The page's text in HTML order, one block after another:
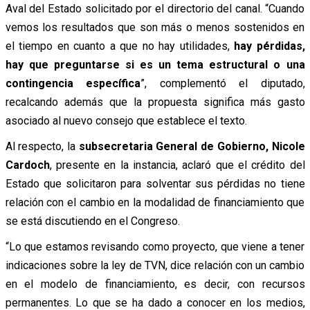
Aval del Estado solicitado por el directorio del canal. “Cuando
vemos los resultados que son más o menos sostenidos en
el tiempo en cuanto a que no hay utilidades, hay pérdidas,
hay que preguntarse si es un tema estructural o una
contingencia específica”, complementó el diputado,
recalcando además que la propuesta significa más gasto
asociado al nuevo consejo que establece el texto.
Al respecto, lasubsecretaria General de Gobierno, Nicole
Cardoch, presente en la instancia, aclaró que el crédito del
Estado que solicitaron para solventar sus pérdidas no tiene
relación con el cambio en la modalidad de financiamiento que
se está discutiendo en el Congreso.
“Lo que estamos revisando como proyecto, que viene a tener
indicaciones sobre la ley de TVN, dice relación con un cambio
en el modelo de financiamiento, es decir, con recursos
permanentes. Lo que se ha dado a conocer en los medios,